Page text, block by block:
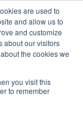
are used to
and allow us to
and customize
about our visitors
the cookies we
you visit this
to remember
l'assistance vocale